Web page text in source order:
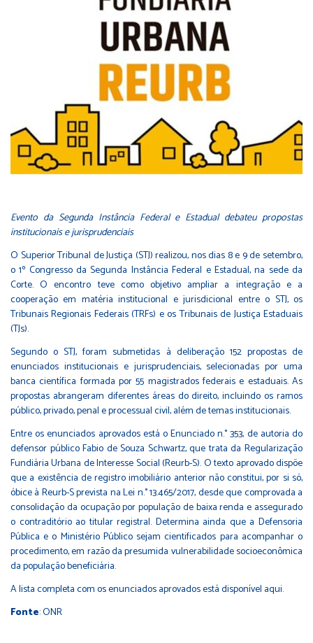
Evento da Segunda Instância Federal e Estadual debateu propostas
institucionais e jurisprudenciais
O Superior Tribunal de Justiça (STJ) realizou, nos dias 8 e 9 de setembro,
o 1º Congresso da Segunda Instância Federal e Estadual, na sede da
Corte. O encontro teve como objetivo ampliar a integração e a
cooperação em matéria institucional e jurisdicional entre o STJ, os
Tribunais Regionais Federais (TRFs) e os Tribunais de Justiça Estaduais
(TJs).
Segundo o STJ, foram submetidas à deliberação 152 propostas de
enunciados institucionais e jurisprudenciais, selecionadas por uma
banca científica formada por 55 magistrados federais e estaduais. As
propostas abrangeram diferentes áreas do direito, incluindo os ramos
público, privado, penal e processual civil, além de temas institucionais.
Entre os enunciados aprovados está o Enunciado n.° 353, de autoria do
defensor público Fabio de Souza Schwartz, que trata da Regularização
Fundiária Urbana de Interesse Social (Reurb-S). O texto aprovado dispõe
que a existência de registro imobiliário anterior não constitui, por si só,
óbice à Reurb-S prevista naLei n.° 13.465/2017, desde que comprovada a
consolidação da ocupação por população de baixa renda e assegurado
o contraditório ao titular registral. Determina ainda que a Defensoria
Pública e o Ministério Público sejam cientificados para acompanhar o
procedimento, em razão da presumida vulnerabilidade socioeconômica
da população beneficiária.
A lista completa com os enunciados aprovados estádisponível aqui.
Fonte: ONR